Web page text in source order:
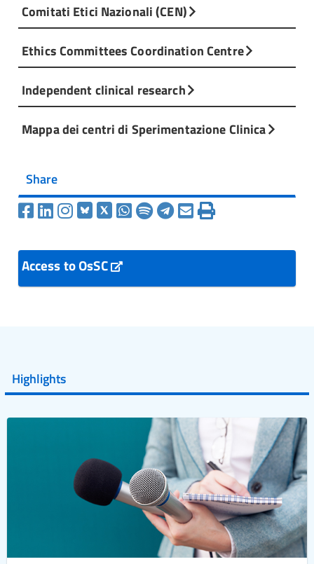
Comitati Etici Nazionali (CEN)
Ethics Committees Coordination Centre
Independent clinical research
Mappa dei centri di Sperimentazione Clinica
Share
Access to OsSC
Highlights